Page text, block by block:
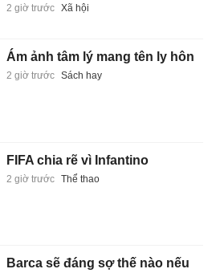
2 giờ trước Xã hội
Ám ảnh tâm lý mang tên ly hôn
2 giờ trước Sách hay
FIFA chia rẽ vì Infantino
2 giờ trước Thể thao
Barca sẽ đáng sợ thế nào nếu